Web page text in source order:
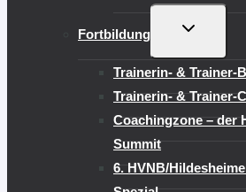
Fortbildung
Trainerin- & Trainer-
Trainerin- & Trainer-
Coachingzone – der
Summit
6. HVNB/